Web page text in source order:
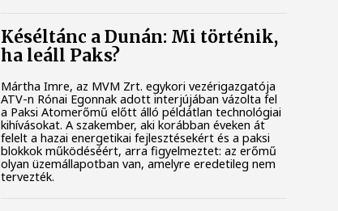
Késéltánc a Dunán: Mi történik,
ha leáll Paks?
Mártha Imre, az MVM Zrt. egykori vezérigazgatója
ATV-n Rónai Egonnak adott interjújában vázolta fel
a Paksi Atomerőmű előtt álló példátlan technológiai
kihívásokat. A szakember, aki korábban éveken át
felelt a hazai energetikai fejlesztésekért és a paksi
blokkok működéséért, arra figyelmeztet: az erőmű
olyan üzemállapotban van, amelyre eredetileg nem
tervezték.